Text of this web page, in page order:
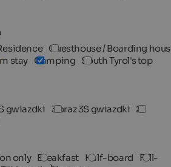
Guesthouse / Boarding
stay Camping South Tyrol's top
gwiazdki 3 oraz 3S gwiazdki 2
only Breakfast Half-board
Full-